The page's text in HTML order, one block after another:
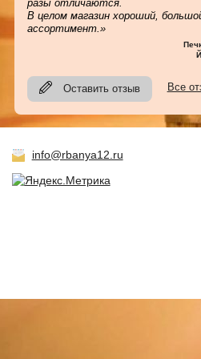
разы отличаются.
В целом магазин хороший,
ассортимент.»
Оставить отзыв Все
info@rbanya12.ru